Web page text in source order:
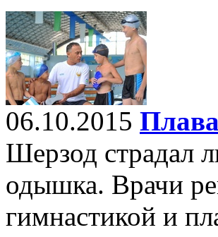
06.10.2015
Шерзод страдал
одышка. Врачи
гимнастикой и